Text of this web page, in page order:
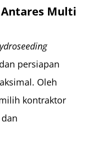
Multi
persiapan
Oleh
kontraktor